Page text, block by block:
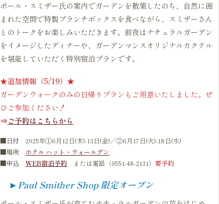
ポール・スミザー氏の案内でガーデンを散策したのち、自然に囲
まれた空間で特製ブランチボックスを食べながら、スミザーさん
とのトークをお楽しみいただきます。前夜はナチュラルガーデン
をイメージしたディナーや、ガーデンマンスオリジナルカクテル
を堪能していただく特別宿泊プランです。
★追加情報（5/19）★
ガーデンウォークのみの日帰りプランもご用意いたしました。ぜ
ひご参加ください！
⇒ご予約はこちらから
■日付 2025年①6月12日(木)-13日(金)／②6月17日(火)-18日(水)
■場所
ホテル ハット・ウォールデン
■申込 WEB宿泊予約 または電話（0551-48-2131） 要予約
►Paul Smither Shop 限定オープン